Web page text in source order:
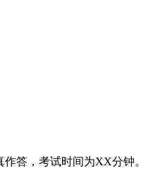
答，考试时间为XX分钟。